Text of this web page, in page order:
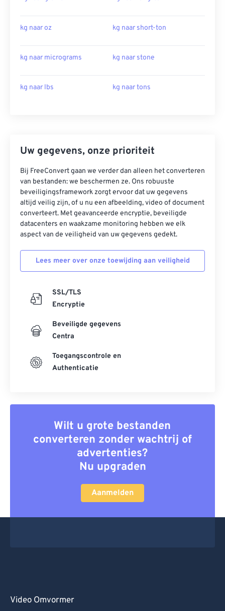
kg naar oz kg naar short-ton
kg naar micrograms kg naar stone
kg naar lbs kg naar tons
Uw gegevens, onze prioriteit
Bij FreeConvert gaan we verder dan alleen het converteren
van bestanden: we beschermen ze. Ons robuuste
beveiligingsframework zorgt ervoor dat uw gegevens
altijd veilig zijn, of u nu een afbeelding, video of document
converteert. Met geavanceerde encryptie, beveiligde
datacenters en waakzame monitoring hebben we elk
aspect van de veiligheid van uw gegevens gedekt.
Lees meer over onze toewijding aan veiligheid
SSL/TLS
Encryptie
Beveiligde gegevens
Centra
Toegangscontrole en
Authenticatie
Wilt u grote bestanden
converteren zonder wachtrij of
advertenties?
Nu upgraden
Aanmelden
Video Omvormer